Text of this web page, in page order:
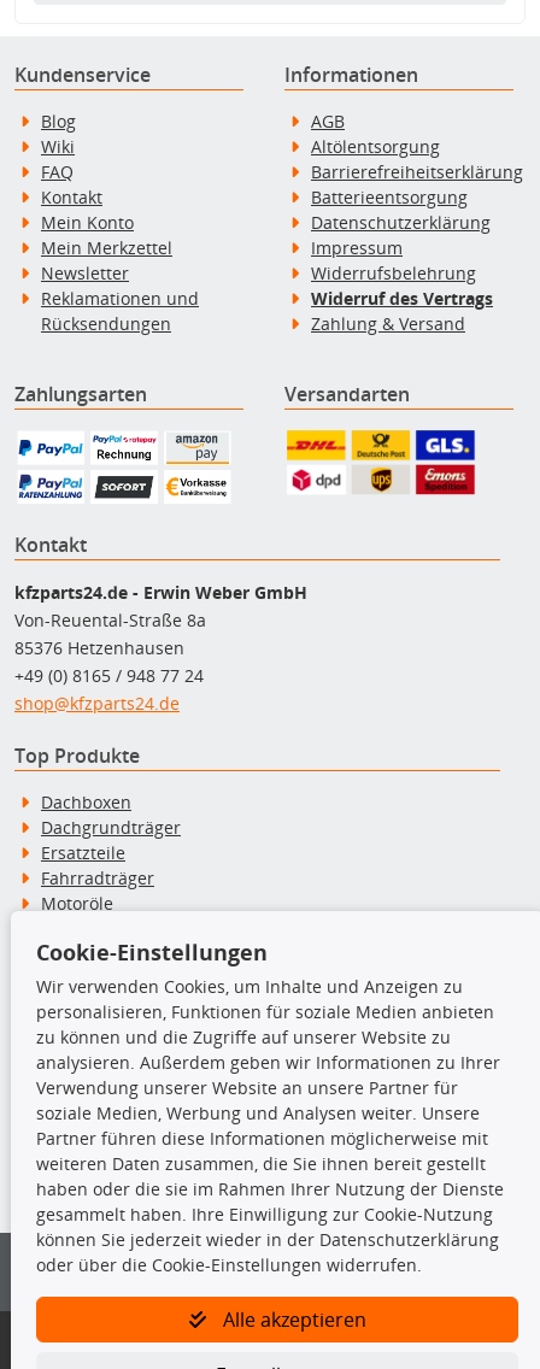
Kundenservice
Blog
Wiki
FAQ
Kontakt
Mein Konto
Mein Merkzettel
Newsletter
Reklamationen und
Rücksendungen
Informationen
AGB
Altölentsorgung
Barrierefreiheitserklärung
Batterieentsorgung
Datenschutzerklärung
Impressum
Widerrufsbelehrung
Widerruf des Vertrags
Zahlung & Versand
Zahlungsarten Versandarten
Kontakt
kfzparts24.de - Erwin Weber GmbH
Von-Reuental-Straße 8a
85376 Hetzenhausen
+49 (0) 8165 / 948 77 24
shop@kfzparts24.de
Top Produkte
Dachboxen
Dachgrundträger
Ersatzteile
Fahrradträger
Motoröle
Schneeketten
TecDoc Inside
Die hier angezeigten Daten insbesondere die gesamte Datenbank dürfen
nicht kopiert werden.
Es ist zu unterlassen, die Daten oder die gesamte Datenbank ohne
vorherige Zustimmung von TecDoc zu vervielfältigen, zu verbreiten
und/oder diese Handlungen durch Dritte ausführen zu lassen. Ein
Bitte prüfen Sie, ob das über unseren Onlineshop identifizierte Ersatzteil
Cookie-Einstellungen
Wir verwenden Cookies, um Inhalte und Anzeigen zu
personalisieren, Funktionen für soziale Medien anbieten
zu können und die Zugriffe auf unserer Website zu
analysieren. Außerdem geben wir Informationen zu Ihrer
Verwendung unserer Website an unsere Partner für
soziale Medien, Werbung und Analysen weiter. Unsere
Partner führen diese Informationen möglicherweise mit
weiteren Daten zusammen, die Sie ihnen bereit gestellt
haben oder die sie im Rahmen Ihrer Nutzung der Dienste
gesammelt haben. Ihre Einwilligung zur Cookie-Nutzung
können Sie jederzeit wieder in der Datenschutzerklärung
oder über die Cookie-Einstellungen widerrufen.
Alle akzeptieren